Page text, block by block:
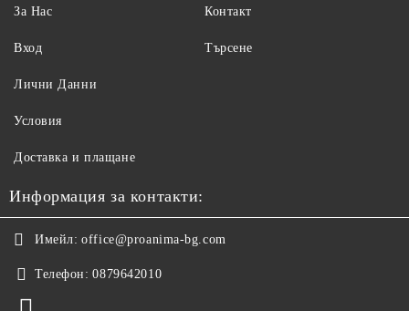
За Нас
Вход
Контакт
Търсене
Лични Данни
Условия
Доставка и плащане
Информация за контакти:
Имейл: office@proanima-bg.com
Телефон: 0879642010